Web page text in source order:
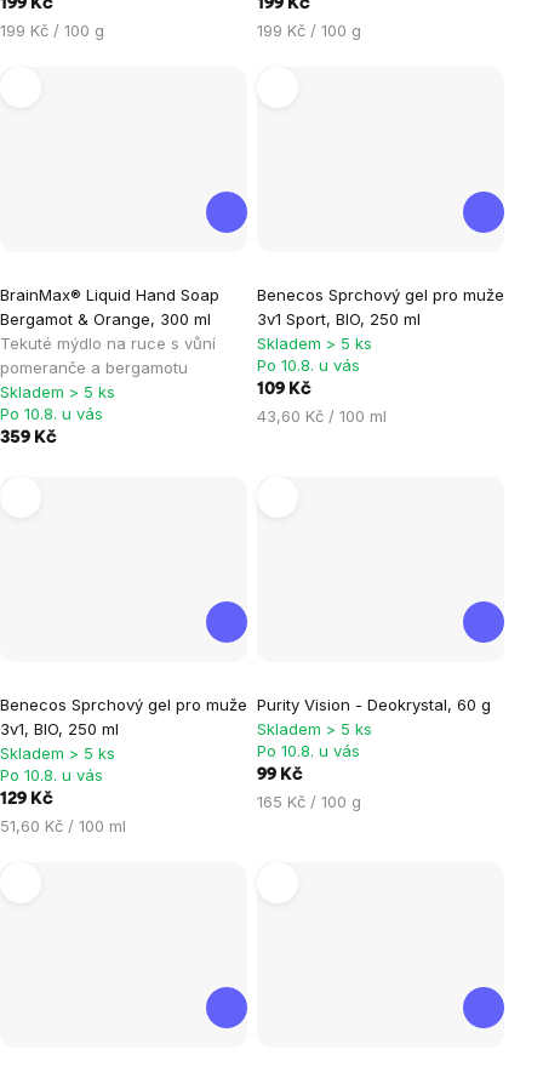
199 Kč
Měrná
199 Kč / 100 g
199 Kč
Měrná
199 Kč / 100 g
BrainMax® Liquid Hand Soap
Bergamot & Orange, 300 ml
Tekuté mýdlo na ruce s vůní
pomeranče a bergamotu
Skladem > 5 ks
Po 10.8. u vás
359 Kč
Benecos Sprchový gel pro muže
3v1 Sport, BIO, 250 ml
Skladem > 5 ks
Po 10.8. u vás
109 Kč
Měrná
43,60 Kč / 100 ml
Benecos Sprchový gel pro muže
3v1, BIO, 250 ml
Skladem > 5 ks
Po 10.8. u vás
129 Kč
Měrná
51,60 Kč / 100 ml
Purity Vision - Deokrystal, 60 g
hodnocení
produktu
je
5,0
Skladem > 5 ks
Po 10.8. u vás
99 Kč
Měrná
165 Kč / 100 g